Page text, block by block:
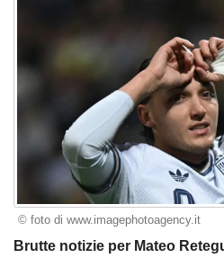
© foto di www.imagephotoagency.it
Brutte notizie per Mateo